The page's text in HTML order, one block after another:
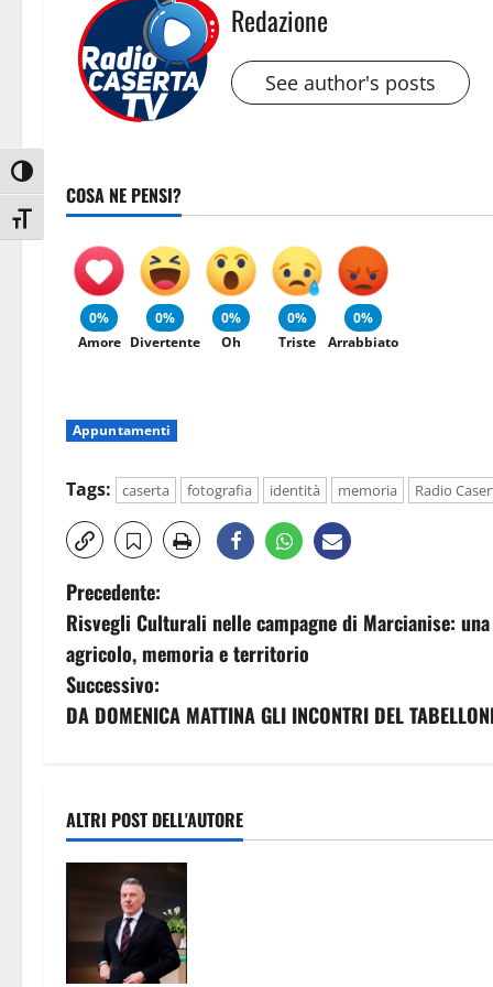
Attiva/disattiva alto contrasto
Attiva/disattiva dimensione testo
Redazione
See author's posts
COSA NE PENSI?
0%
Amore
0%
Divertente
0%
Oh
0%
Triste
0%
Arrabbiato
Appuntamenti
Tags: caserta fotografia identità memoria Radio
N
a
v
i
a
z
o
Precedente:
Risvegli Culturali nelle campagne di Marcianise:
agricolo, memoria e territorio
Successivo:
DA DOMENICA MATTINA GLI INCONTRI DEL
ALTRI POST DELL'AUTORE